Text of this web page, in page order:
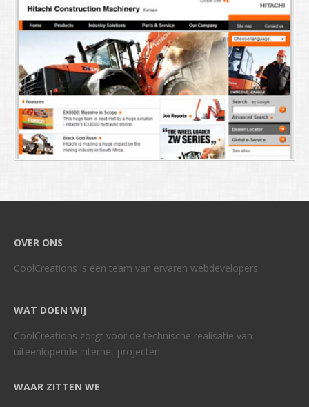
OVER ONS
CoolCreations is een team van ervaren webdevelopers.
WAT DOEN WIJ
CoolCreations zorgt voor de technische realisatie van
uiteenlopende internet projecten.
WAAR ZITTEN WE